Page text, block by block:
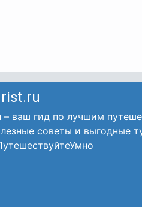
– ваш гид по лучшим
советы и выгодные